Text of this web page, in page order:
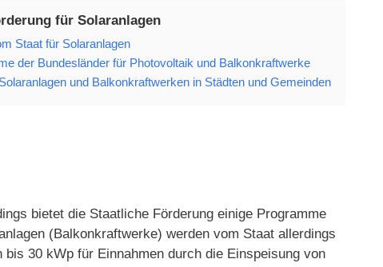
für Solaranlagen
Staat für Solaranlagen
der Bundesländer für Photovoltaik und Balkonkraftwerke
und Balkonkraftwerken in Städten und Gemeinden
bietet die Staatliche Förderung einige Programme
(Balkonkraftwerke) werden vom Staat allerdings
30 kWp für Einnahmen durch die Einspeisung von